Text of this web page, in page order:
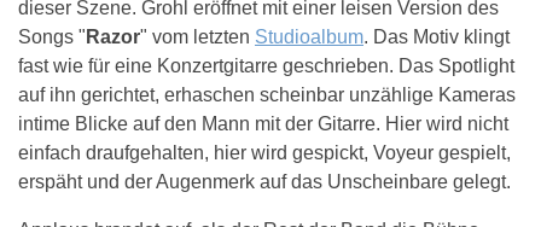
dieser Szene. Grohl eröffnet mit einer leisen Version des
Songs " Razor" vom letzten Studioalbum. Das Motiv klingt
fast wie für eine Konzertgitarre geschrieben. Das Spotlight
auf ihn gerichtet, erhaschen scheinbar unzählige Kameras
intime Blicke auf den Mann mit der Gitarre. Hier wird nicht
einfach draufgehalten, hier wird gespickt, Voyeur gespielt,
erspäht und der Augenmerk auf das Unscheinbare gelegt.